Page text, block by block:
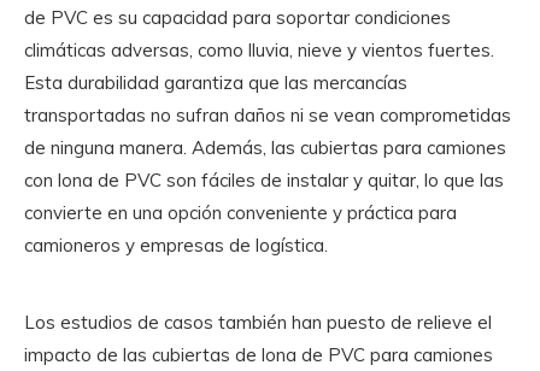
de PVC es su capacidad para soportar condiciones
climáticas adversas, como lluvia, nieve y vientos fuertes.
Esta durabilidad garantiza que las mercancías
transportadas no sufran daños ni se vean comprometidas
de ninguna manera. Además, las cubiertas para camiones
con lona de PVC son fáciles de instalar y quitar, lo que las
convierte en una opción conveniente y práctica para
camioneros y empresas de logística.
Los estudios de casos también han puesto de relieve el
impacto de las cubiertas de lona de PVC para camiones